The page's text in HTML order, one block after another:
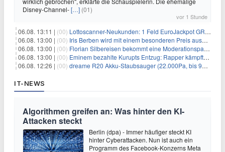
Disney-Channel-[…] (01)
vor 1 Stunde
06.08. 13:11 | (00) Lottoscanner-Neukunden: 1 Feld EuroJackpot GRATIS spielen
06.08. 13:00 | (00) Iris Berben wird mit einem besonderen Preis ausgezeichnet
06.08. 13:00 | (00) Florian Silbereisen bekommt eine Moderationspartnerin
06.08. 13:00 | (00) Eminem bezahlte Kurupts Entzug: Rapper kämpfte gegen lebensbedrohliche Alkoholsucht
06.08. 12:26 | (00) dreame R20 Akku-Staubsauger (22.000Pa, bis 90 Min. Laufzeit) für 169€
IT-NEWS
Algorithmen greifen an: Was hinter den KI-
Attacken steckt
Berlin (dpa) - Immer häufiger steckt KI
hinter Cyberattacken. Nun ist auch ein
Programm des Facebook-Konzerns Meta